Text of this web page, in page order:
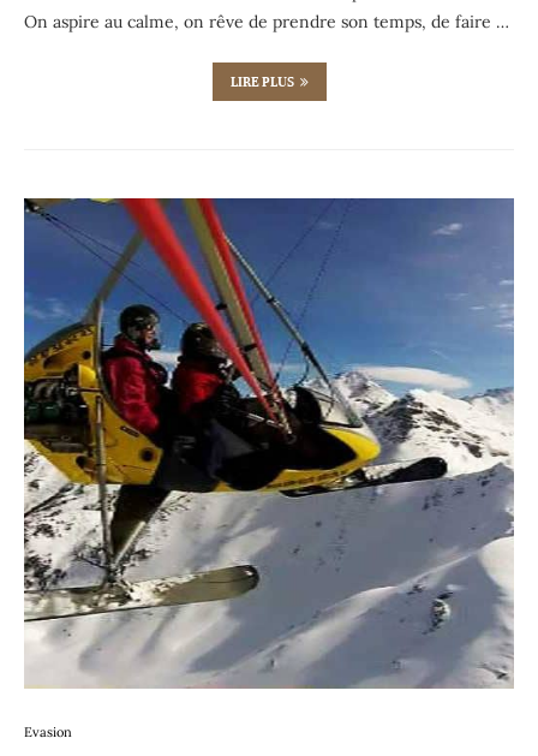
On aspire au calme, on rêve de prendre son temps, de faire …
LIRE PLUS
Evasion